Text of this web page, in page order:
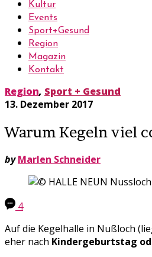
Kultur
Events
Sport+Gesund
Region
Magazin
Kontakt
Region, Sport + Gesund
13. Dezember 2017
Warum Kegeln viel
by Marlen Schneider
4
Auf die Kegelhalle in Nußloch
eher nach Kindergeburtstag